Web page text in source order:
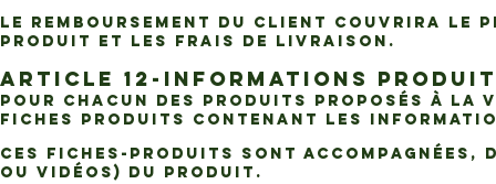
Le remboursement du Client couvrira le
Produit et les Frais de Livraison.
ARTICLE 12-INFORMATIONS
Pour chacun des Produits proposés à la
fiches ­produits contenant les
Ces Fiches-produits sont
ou vidéos) du Produit.